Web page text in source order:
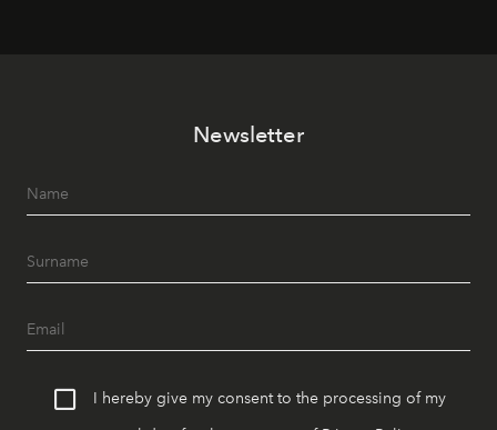
Newsletter
I hereby give my consent to the processing of my